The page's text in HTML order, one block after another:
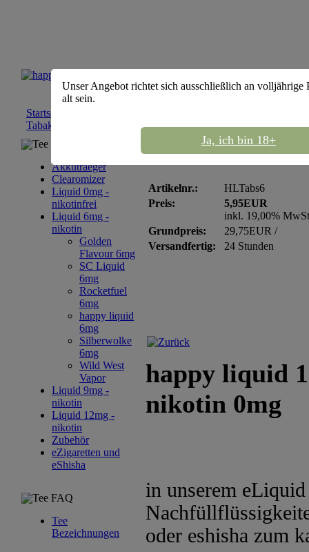
Startseite
Tabak Silver - nikotin 6mg
Tee Sortiment
Akkutraeger
Clearomizer
Liquid 0mg -
nikotinfrei
Liquid 6mg -
nikotin
Golden
Flavour 6mg
SC Liquid
6mg
Rocketfuel
6mg
happy liquid
6mg
Silberwolke
6mg
Wild West
Vapor
Liquid 9mg -
nikotin
Liquid 12mg -
nikotin
Zubehör
eZigaretten und
eShisha
Tee FAQ
Tee
Bezeichnungen
happy liquid 10ml
Artikelnr.:
HLTabs6
Preis:
5,95EUR
inkl. 19,00%
Grundpreis:
29,75EUR /
Versandfertig:
24 Stunden
happy liquid
nikotin 0mg
in unserem
oder eshisha zum
Unser Angebot richtet sich ausschließlich an volljährige
alt sein.
Ja, ich bin 18+